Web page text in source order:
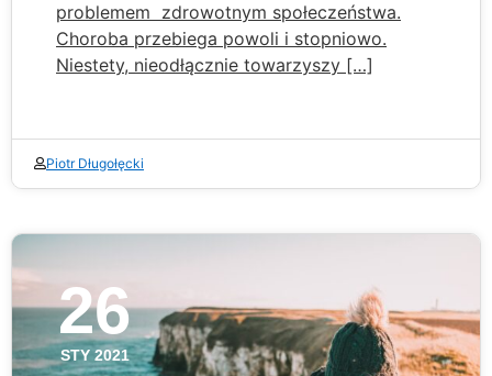
problemem zdrowotnym społeczeństwa.
Choroba przebiega powoli i stopniowo.
Niestety, nieodłącznie towarzyszy […]
Piotr Długołęcki
26
STY 2021